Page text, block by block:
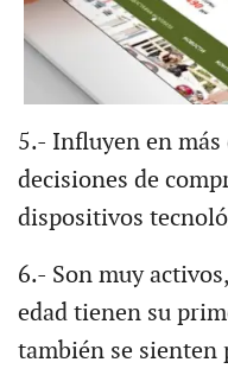
5.- Influyen en
decisiones de
dispositivos
6.- Son muy
edad tienen su
también se sienten